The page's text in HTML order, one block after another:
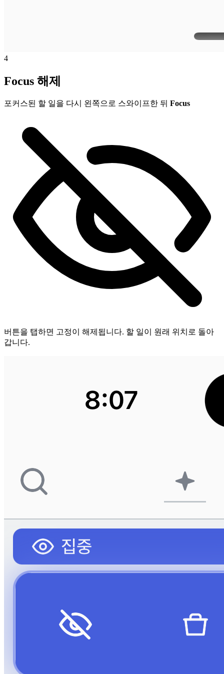
4
Focus 해제
포커스된 할 일을 다시 왼쪽으로 스와이프한 뒤 Focus
버튼을 탭하면 고정이 해제됩니다. 할 일이 원래 위치로 돌아
갑니다.